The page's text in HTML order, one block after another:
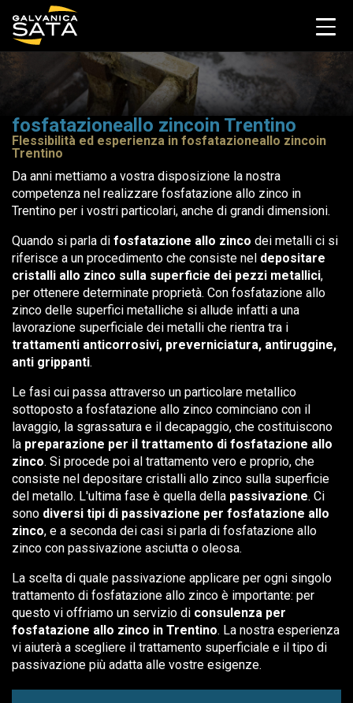
fosfatazioneallo zincoin Trentino
Flessibilità ed esperienza in fosfatazioneallo zincoin
Trentino
Da anni mettiamo a vostra disposizione la nostra
competenza nel realizzare fosfatazione allo zinco in
Trentino per i vostri particolari, anche di grandi dimensioni.
Quando si parla di fosfatazione allo zinco dei metalli ci si
riferisce a un procedimento che consiste nel depositare
cristalli allo zinco sulla superficie dei pezzi metallici,
per ottenere determinate proprietà. Con fosfatazione allo
zinco delle superfici metalliche si allude infatti a una
lavorazione superficiale dei metalli che rientra tra i
trattamenti anticorrosivi, preverniciatura, antiruggine,
anti grippanti.
Le fasi cui passa attraverso un particolare metallico
sottoposto a fosfatazione allo zinco cominciano con il
lavaggio, la sgrassatura e il decapaggio, che costituiscono
la preparazione per il trattamento di fosfatazione allo
zinco. Si procede poi al trattamento vero e proprio, che
consiste nel depositare cristalli allo zinco sulla superficie
del metallo. L'ultima fase è quella della passivazione. Ci
sono diversi tipi di passivazione per fosfatazione allo
zinco, e a seconda dei casi si parla di fosfatazione allo
zinco con passivazione asciutta o oleosa.
La scelta di quale passivazione applicare per ogni singolo
trattamento di fosfatazione allo zinco è importante: per
questo vi offriamo un servizio di consulenza per
fosfatazione allo zinco in Trentino. La nostra esperienza
vi aiuterà a scegliere il trattamento superficiale e il tipo di
passivazione più adatta alle vostre esigenze.